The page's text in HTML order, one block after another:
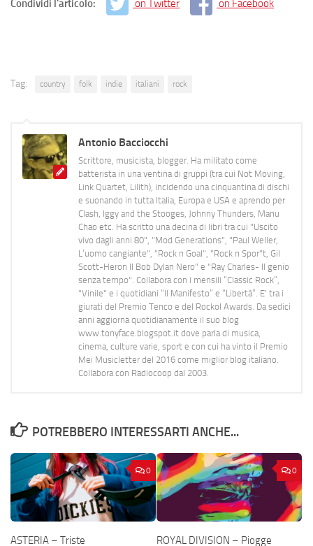
Condividi l'articolo: on Twitter on Facebook
Tag: country folk indie italiani rock
Antonio Bacciocchi
Scrittore, musicista, blogger. Ha militato come
batterista in una ventina di gruppi (tra cui Not Moving,
Link Quartet, Lilith), incidendo una cinquantina di dischi
e suonando in tutta Italia, Europa e USA e aprendo per
Clash, Iggy and the Stooges, Johnny Thunders, Manu
Chao etc. Ha scritto una decina di libri tra cui "Uscito
vivo dagli anni 80", "Mod Generations", "Paul Weller,
L’uomo cangiante", "Rock n Goal", "Rock n Spor"t, Gil
Scott-Heron Il Bob Dylan Nero" e "Ray Charles- Il genio
senza tempo". Collabora con i mensili “Classic Rock”,
"Vinile" e i quotidiani “Il Manifesto” e “Libertà”. E' tra i
giurati del Premio Tenco e del Rockol Awards. Da sedici
anni aggiorna quotidianamente il suo blog
www.tonyface.blogspot.it dove parla di musica,
cinema, culture varie, sport e con cui ha vinto il Premio
Mei Musicletter del 2016 come miglior blog italiano.
Collabora con Radiocoop dal 2003.
POTREBBERO INTERESSARTI ANCHE...
0
ASTERIA – Triste
0
ROYAL DIVISION – Piogge